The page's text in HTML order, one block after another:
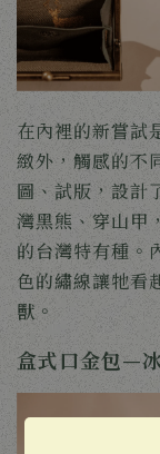
在內裡的新嘗試
緻外，觸感的不
圖、試版，設計
灣黑熊、穿山甲
的台灣特有種。
色的繡線讓牠看
獸。
盒式口金包—